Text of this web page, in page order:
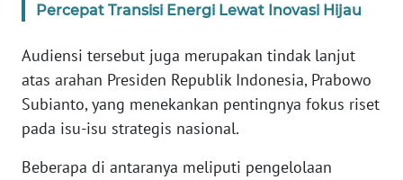
Percepat Transisi Energi Lewat Inovasi Hijau
Audiensi tersebut juga merupakan tindak lanjut
atas arahan Presiden Republik Indonesia, Prabowo
Subianto, yang menekankan pentingnya fokus riset
pada isu-isu strategis nasional.
Beberapa di antaranya meliputi pengelolaan
WN
WN
BANTEN